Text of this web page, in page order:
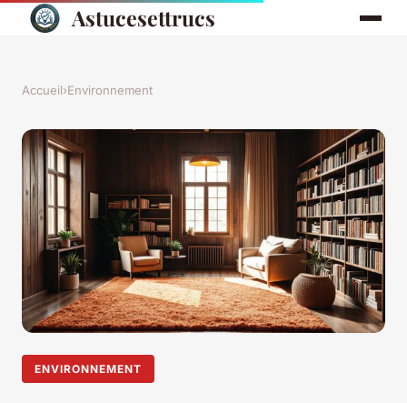
Astucesettrucs
Accueil›Environnement
ENVIRONNEMENT